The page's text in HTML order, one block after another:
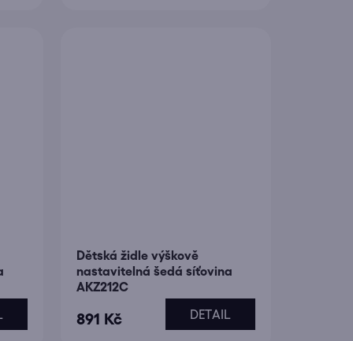
Dětská židle výškově
nastavitelná šedá síťovina
AKZ212C
891 Kč DETAIL